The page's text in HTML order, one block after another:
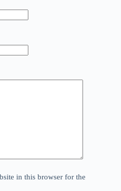
in this browser for the